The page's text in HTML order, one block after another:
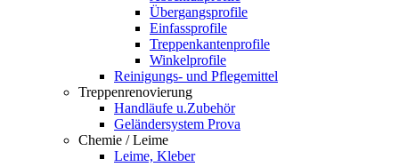
Übergangsprofile
Einfassprofile
Treppenkantenprofile
Winkelprofile
Reinigungs- und Pflegemittel
Treppenrenovierung
Handläufe u.Zubehör
Geländersystem Prova
Chemie / Leime
Leime, Kleber